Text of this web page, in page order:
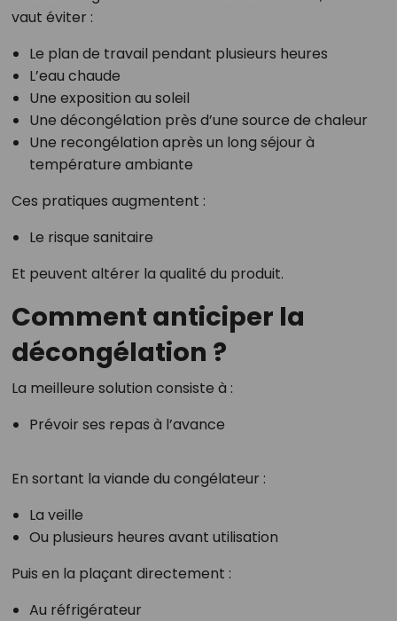
vaut éviter :
Le plan de travail pendant plusieurs heures
L’eau chaude
Une exposition au soleil
Une décongélation près d’une source de chaleur
Une recongélation après un long séjour à
température ambiante
Ces pratiques augmentent :
Le risque sanitaire
Et peuvent altérer la qualité du produit.
Comment anticiper la
décongélation ?
La meilleure solution consiste à :
Prévoir ses repas à l’avance
En sortant la viande du congélateur :
La veille
Ou plusieurs heures avant utilisation
Puis en la plaçant directement :
Au réfrigérateur